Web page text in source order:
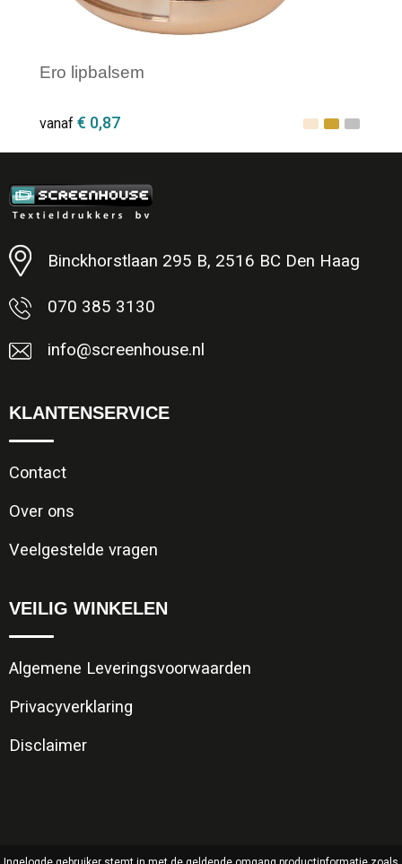
Ero lipbalsem
vanaf € 0,87
Minimale afname: 1
Binckhorstlaan 295 B, 2516 BC Den Haag
070 385 3130
info@screenhouse.nl
KLANTENSERVICE
Contact
Over ons
Veelgestelde vragen
VEILIG WINKELEN
Algemene Leveringsvoorwaarden
Privacyverklaring
Disclaimer